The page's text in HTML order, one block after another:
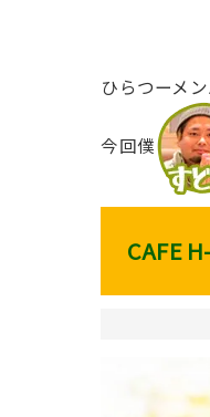
ひらつーメ
今回僕
CAFE